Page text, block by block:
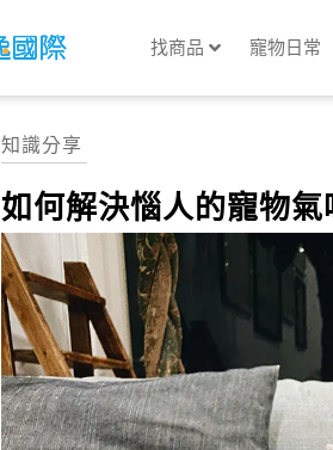
找商品 寵物日常
知識分享
如何解決惱人的寵物